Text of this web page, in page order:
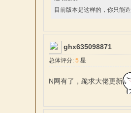
目前版本是这样的，你只能
ghx635098871
总体评分: 5 星
N网有了，跪求大佬更新